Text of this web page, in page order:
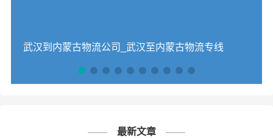
武汉到内蒙古物流公司_武汉至内蒙古物流专线
最新文章